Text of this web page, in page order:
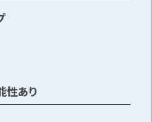
で
・年中無休(年末年始除く)
ルで無料相談する
性あり